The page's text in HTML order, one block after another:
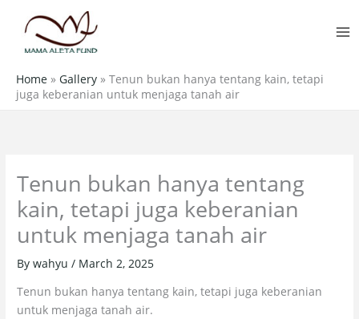
content
Home » Gallery » Tenun bukan hanya tentang kain, tetapi
juga keberanian untuk menjaga tanah air
Tenun bukan hanya tentang
kain, tetapi juga keberanian
untuk menjaga tanah air
Bywahyu/ March 2, 2025
Tenun bukan hanya tentang kain, tetapi juga keberanian
untuk menjaga tanah air.